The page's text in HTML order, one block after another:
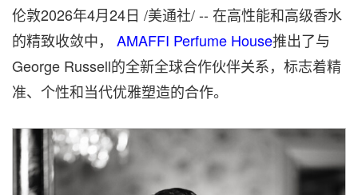
伦敦2026年4月24日 /美通社/ -- 在高性能和高级香水
的精致收敛中， AMAFFI Perfume House推出了与
George Russell的全新全球合作伙伴关系，标志着精
准、个性和当代优雅塑造的合作。